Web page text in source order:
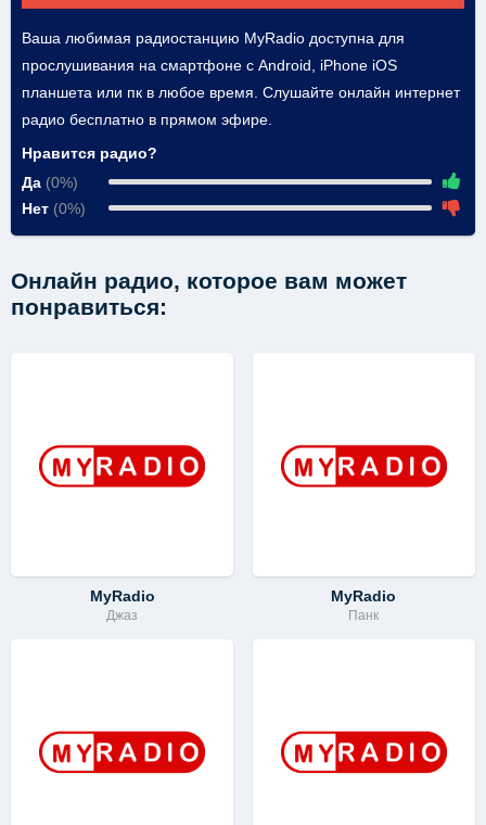
Ваша любимая радиостанцию MyRadio доступна для
прослушивания на смартфоне с Android, iPhone iOS
планшета или пк в любое время. Слушайте онлайн интернет
радио бесплатно в прямом эфире.
Нравится радио?
Да (0%)
Нет (0%)
Онлайн радио, которое вам может
понравиться:
MyRadio
Джаз
MyRadio
Панк